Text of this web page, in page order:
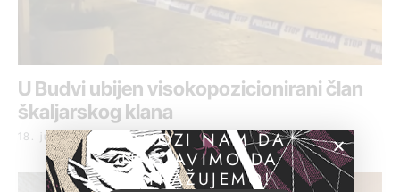
U Budvi ubijen visokopozicionirani član
škaljarskog klana
18. jun 2022.
POMOZI NAM DA
NASTAVIMO DA
ISTRAŽUJEMO!